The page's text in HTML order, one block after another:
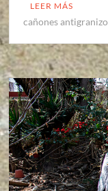
LEER MÁS
cañones antigranizo